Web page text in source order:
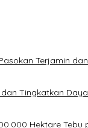
Terjamin
Tingkatkan
Hektare Tebu